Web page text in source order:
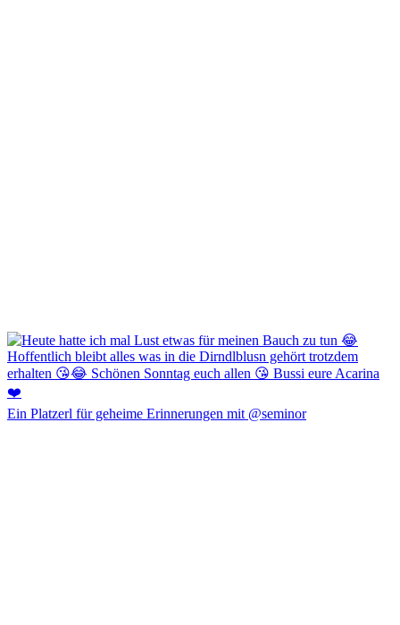
Ein Platzerl für geheime Erinnerungen mit @seminor